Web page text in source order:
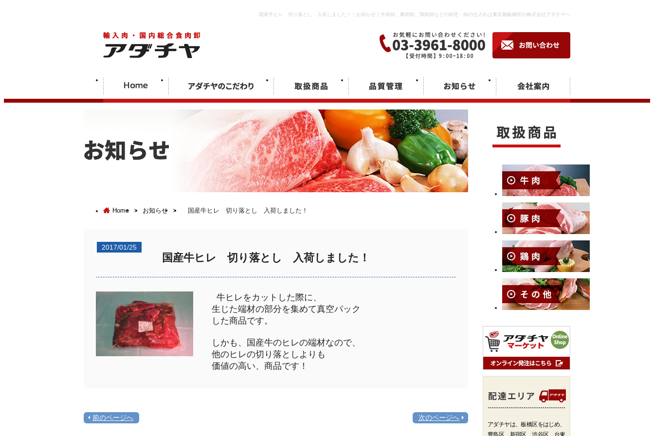
国産牛ヒレ 切り落とし 入荷しました！｜お知らせ｜牛肉卸、豚肉卸、鶏肉卸などの卸売・肉の仕入れは東京都板橋区の株式会社アダチヤへ
Home > お知らせ > 国産牛ヒレ 切り落とし 入荷しました！
2017/01/25
国産牛ヒレ 切り落とし 入荷しました！
牛ヒレをカットした際に、
生じた端材の部分を集めて真空パック
した商品です。
しかも、国産牛のヒレの端材なので、
他のヒレの切り落としよりも
価値の高い、商品です！
前のページへ 次のページへ
アダチヤは、板橋区をはじめ、
豊島区、新宿区、渋谷区、台東